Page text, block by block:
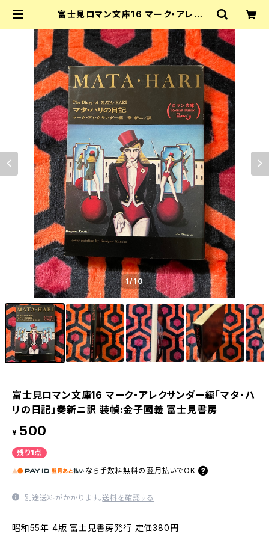
富士見ロマン文庫16 マーク・アレクサ
装幀:金子國義 富士見書房 | 古書 ま
ずる
1/10
富士見ロマン文庫16 マーク・アレクサンダー編「マタ・ハ
リの日記」奏新ニ訳 装幀:金子國義 富士見書房
¥ 500
残り1点
なら 手数料無料の 翌月払いでOK
別途送料がかかります。送料を確認する
昭和55年 4版 富士見書房発行 定価380円